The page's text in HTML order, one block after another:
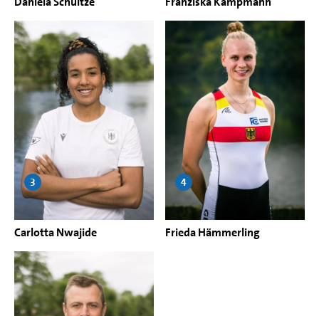
Carlotta Nwajide
3
Frieda Hämmerling
4